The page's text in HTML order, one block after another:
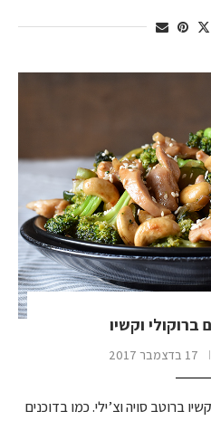
וקשיו
17 בדצמבר 2017
ברוטב סויה וצ’ילי. כמו בדוכנים